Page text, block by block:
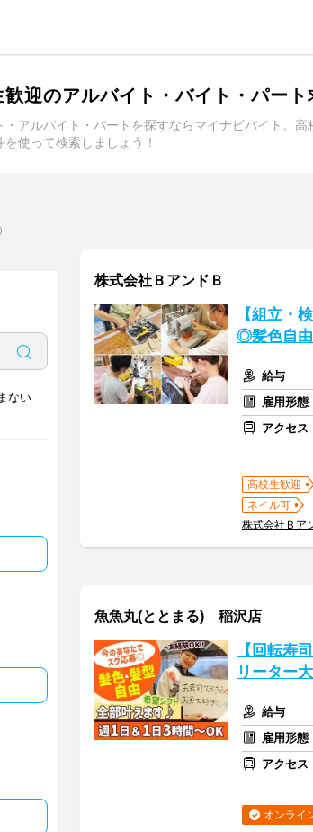
迎のアルバイト・バイト・パート
アルバイト・パートを探すならマイナビバイト。
使って検索しましょう！
ない
株式会社ＢアンドＢ
【組立・
◎髪色自由
給与
雇用形態
アクセス
高校生歓迎
ネイル可
株式会社Ｂア
魚魚丸(ととまる) 稲沢店
【回転寿
リーター
給与
雇用形態
アクセス
オンライ